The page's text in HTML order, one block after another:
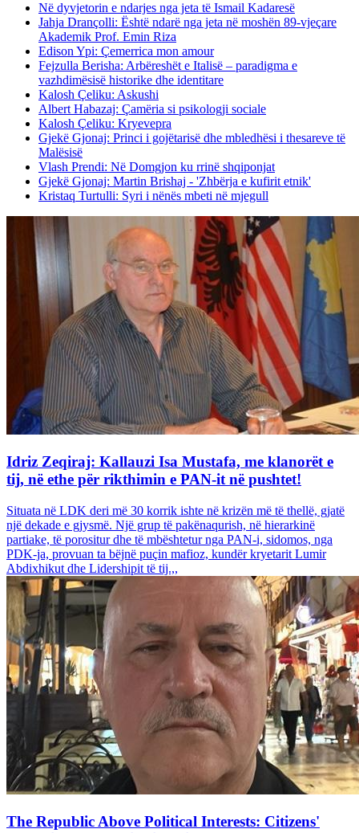
Në dyvjetorin e ndarjes nga jeta të Ismail Kadaresë
Jahja Drançolli: Është ndarë nga jeta në moshën 89-vjeçare
Akademik Prof. Emin Riza
Edison Ypi: Çemerrica mon amour
Fejzulla Berisha: Arbëreshët e Italisë – paradigma e
vazhdimësisë historike dhe identitare
Kalosh Çeliku: Askushi
Albert Habazaj: Çamëria si psikologji sociale
Kalosh Çeliku: Kryevepra
Gjekë Gjonaj: Princi i gojëtarisë dhe mbledhësi i thesareve të
Malësisë
Vlash Prendi: Në Domgjon ku rrinë shqiponjat
Gjekë Gjonaj: Martin Brishaj - 'Zhbërja e kufirit etnik'
Kristaq Turtulli: Syri i nënës mbeti në mjegull
Idriz Zeqiraj: Kallauzi Isa Mustafa, me klanorët e
tij, në ethe për rikthimin e PAN-it në pushtet!
Situata në LDK deri më 30 korrik ishte në krizën më të thellë, gjatë
një dekade e gjysmë. Një grup të pakënaqurish, në hierarkinë
partiake, të porositur dhe të mbështetur nga PAN-i, sidomos, nga
PDK-ja, provuan ta bëjnë puçin mafioz, kundër kryetarit Lumir
Abdixhikut dhe Lidershipit të tij.,,
The Republic Above Political Interests: Citizens'